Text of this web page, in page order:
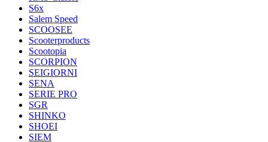
S6x
Salem Speed
SCOOSEE
Scooterproducts
Scootopia
SCORPION
SEIGIORNI
SENA
SERIE PRO
SGR
SHINKO
SHOEI
SIEM